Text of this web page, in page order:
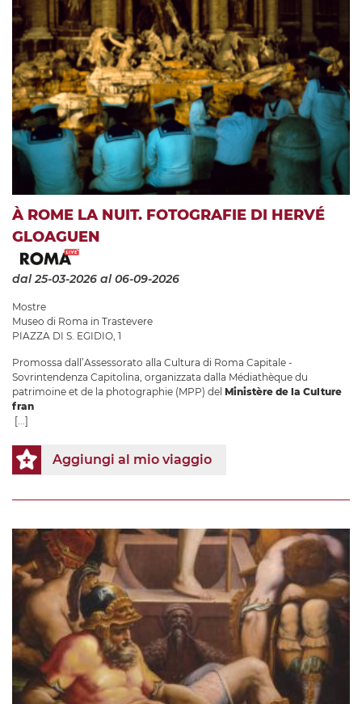
À ROME LA NUIT. FOTOGRAFIE DI HERVÉ
GLOAGUEN
dal 25-03-2026 al 06-09-2026
Mostre
Museo di Roma in Trastevere
PIAZZA DI S. EGIDIO, 1
Promossa dall’Assessorato alla Cultura di Roma Capitale -
Sovrintendenza Capitolina, organizzata dalla Médiathèque du
patrimoine et de la photographie (MPP) del Ministère de la Culture
fran
[...]
Aggiungi al mio viaggio